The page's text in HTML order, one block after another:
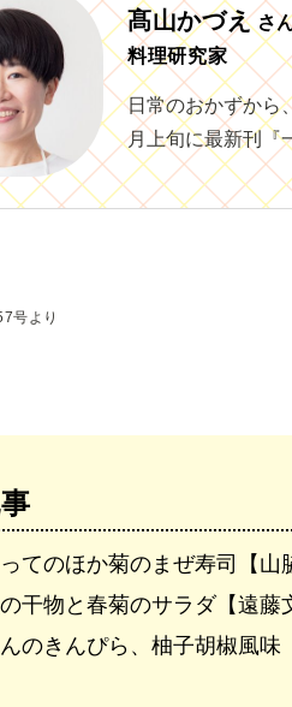
髙山かづえ さ
料理研究家
日常のおかずから
月上旬に最新刊『
号より
てのほか菊のまぜ寿司【山
干物と春菊のサラダ【遠藤
のきんぴら、柚子胡椒風味